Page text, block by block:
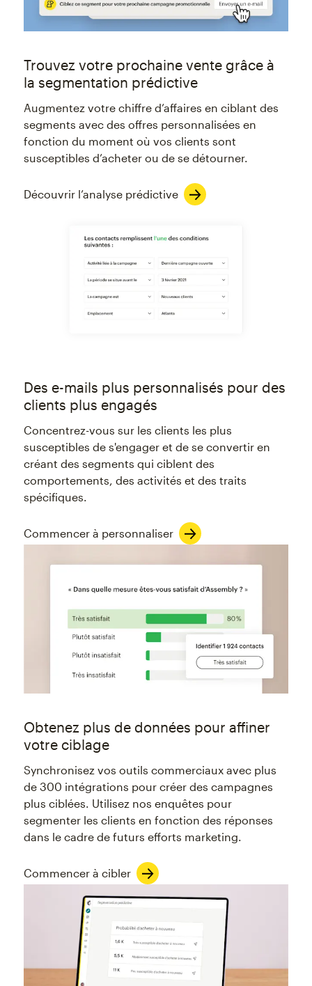
Trouvez votre prochaine vente grâce à
la segmentation prédictive
Augmentez votre chiffre d’affaires en ciblant des
segments avec des offres personnalisées en
fonction du moment où vos clients sont
susceptibles d’acheter ou de se détourner.
Découvrir l’analyse prédictive
Des e-mails plus personnalisés pour des
clients plus engagés
Concentrez-vous sur les clients les plus
susceptibles de s'engager et de se convertir en
créant des segments qui ciblent des
comportements, des activités et des traits
spécifiques.
Commencer à personnaliser
Obtenez plus de données pour affiner
votre ciblage
Synchronisez vos outils commerciaux avec plus
de 300 intégrations pour créer des campagnes
plus ciblées. Utilisez nos enquêtes pour
segmenter les clients en fonction des réponses
dans le cadre de futurs efforts marketing.
Commencer à cibler